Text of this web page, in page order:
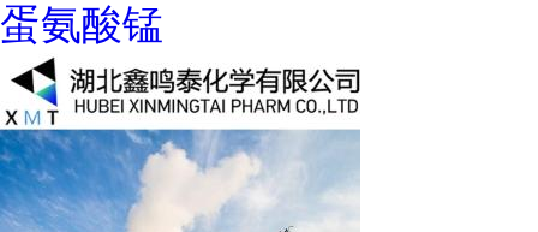
蛋氨酸锰